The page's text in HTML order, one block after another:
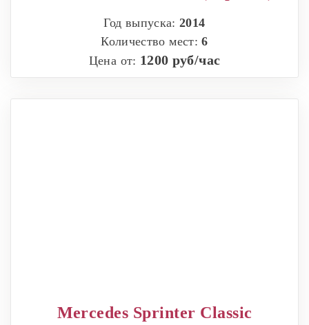
Год выпуска:2014
Количество мест:6
Цена от: 1200 руб/час
Mercedes Sprinter Classic